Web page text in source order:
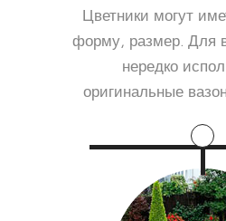
Цветники могут
форму, размер. Для
нередко
оригинальные